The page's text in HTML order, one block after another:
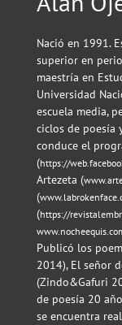
Nació en 1991.
superior en
maestría en
Universidad
escuela media,
ciclos de poesía
conduce el
(https://
Artezeta (
(
(https://
Publicó los
2014), El señor
(Zindo&Gafuri
de poesía 20
se encuentra